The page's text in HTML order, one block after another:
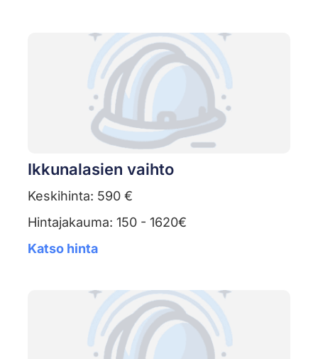
Ikkunalasien vaihto
Keskihinta: 590 €
Hintajakauma: 150 - 1620€
Katso hinta